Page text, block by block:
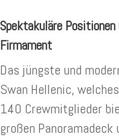
Spektakuläre
Firmament
Das jüngste und
Swan Hellenic,
140 Crewmitglieder
großen Panoramadeck